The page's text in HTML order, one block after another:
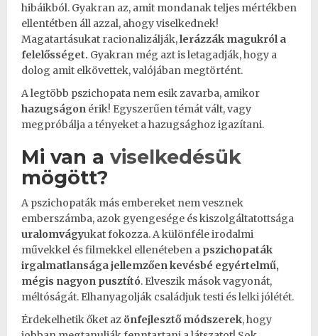
hibáikból. Gyakran az, amit mondanak teljes mértékben
ellentétben áll azzal, ahogy viselkednek!
Magatartásukat racionalizálják,lerázzák magukról a
felelősséget. Gyakran még azt is letagadják, hogy a
dolog amit elkövettek, valójában megtörtént.
A legtöbb pszichopata nem esik zavarba, amikor
hazugságon érik! Egyszerűen témát vált, vagy
megpróbálja a tényeket a hazugsághoz igazítani.
Mi van a viselkedésük
mögött?
A pszichopaták más embereket nem vesznek
emberszámba, azok gyengesége és kiszolgáltatottsága
uralomvágyukat fokozza. A különféle irodalmi
művekkel és filmekkel ellenéteben a pszichopaták
irgalmatlansága jellemzően kevésbé egyértelmű,
mégis nagyon pusztító. Elveszik mások vagyonát,
méltóságát. Elhanyagolják családjuktesti és lelki jólétét.
Érdekelhetik őket az önfejlesztő módszerek, hogy